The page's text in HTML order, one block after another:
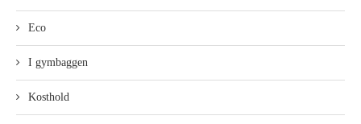
Eco
I gymbaggen
Kosthold